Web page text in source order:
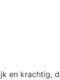
en krachtig,